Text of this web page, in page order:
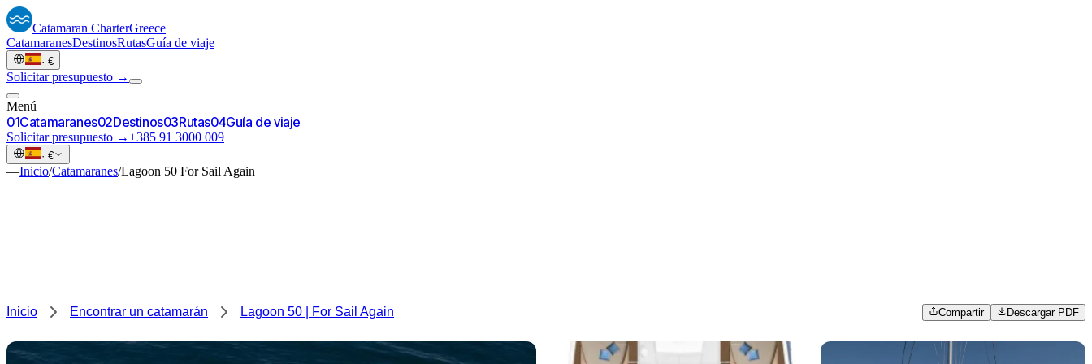
Catamaran CharterGreece
CatamaranesDestinosRutasGuía de viaje
· €
Solicitar presupuesto →
Menú
01Catamaranes02Destinos03Rutas04Guía de viaje
Solicitar presupuesto →+385 91 3000 009
· €
—Inicio/Catamaranes/Lagoon 50 For Sail Again
Inicio Encontrar un catamarán Lagoon 50 | For Sail Again Compartir Descargar PDF